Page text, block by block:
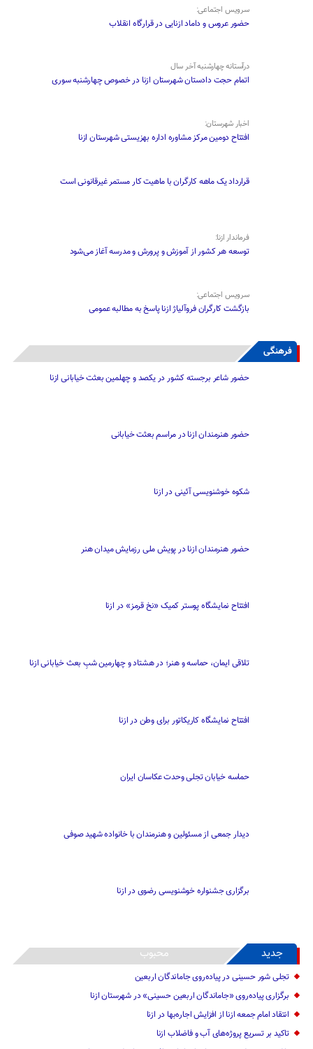
سرویس اجتماعی:
حضور عروس و داماد ازنایی در قرارگاه انقلاب
درآستانه چهارشنبه آخر سال
اتمام حجت دادستان شهرستان ازنا در خصوص چهارشنبه ‌سوری
اخبار شهرستان:
افتتاح دومین مرکز مشاوره اداره بهزیستی شهرستان ازنا
قرارداد یک ماهه کارگران با ماهیت کار مستمر غیرقانونی است
فرماندار ازنا:
توسعه هر کشور از آموزش و پرورش و مدرسه آغاز می‌شود
سرویس اجتماعی:
بازگشت کارگران فروآلیاژ ازنا پاسخ به مطالبه عمومی
فرهنگی
حضور شاعر برجسته کشور در یکصد و چهلمین بعثت خیابانی ازنا
حضور هنرمندان ازنا در مراسم بعثت خیابانی
شکوه خوشنویسی آئینی در ازنا
حضور هنرمندان ازنا در پویش ملی رزمایش میدان هنر
افتتاح نمایشگاه پوستر کمیک «نخ قرمز» در ازنا
تلاقی ایمان، حماسه و هنر؛ در هشتاد و چهارمین شبِ بعث خیابانی ازنا
افتتاح نمایشگاه کاریکاتور برای وطن در ازنا
حماسه خیابان تجلی وحدت عکاسان ایران
دیدار جمعی از مسئولین و هنرمندان با خانواده شهید صوفی
برگزاری جشنواره خوشنویسی رضوی در ازنا
جدید محبوب
تجلی شور حسینی در پیاده‌روی جاماندگان اربعین
برگزاری پیاده‌روی «جاماندگان اربعین حسینی» در شهرستان ازنا
انتقاد امام جمعه ازنا از افزایش اجاره‌بها در ازنا
تاکید بر تسریع پروژه‌های آب و فاضلاب ازنا